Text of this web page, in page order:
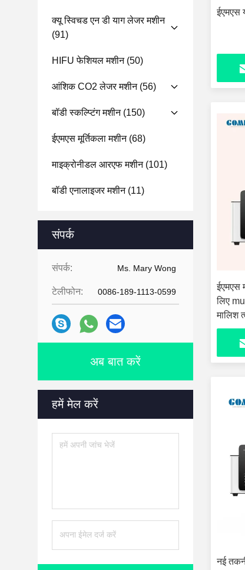
क्यू स्विचड एन डी याग लेजर मशीन
(91)
HIFU फेशियल मशीन(50)
आंशिक CO2 लेजर मशीन(56)
बॉडी स्कल्प्टिंग मशीन(150)
ईएमएस मूर्तिकला मशीन(68)
माइक्रोनीडल आरएफ मशीन(101)
बॉडी एनालाइजर मशीन(11)
नाखून ड्रिलिंग मशीन(15)
संपर्क
संपर्क: Ms. Mary Wong
टेलीफोन: 0086-189-1113-0599
अब बात करें
हमें मेल करें
ईएमएस
ईएमएस
लिए
मालिश
नई